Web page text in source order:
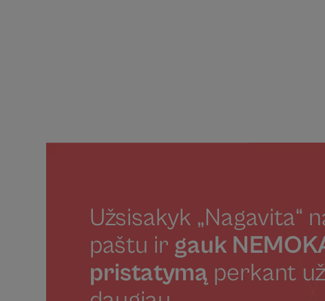
Užsisakyk „Nagavita“
paštu ir gauk
pristatymą perkant